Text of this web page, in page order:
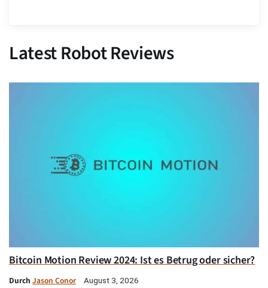
Latest Robot Reviews
Bitcoin Motion Review 2024: Ist es Betrug oder sicher?
Durch Jason Conor August 3, 2026